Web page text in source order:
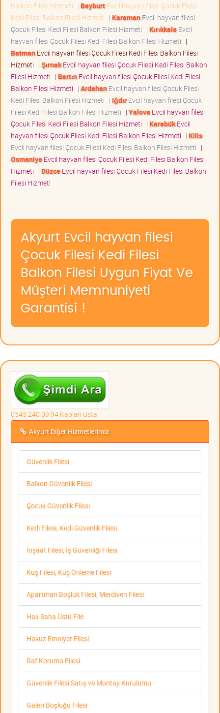
Balkon Filesi Hizmeti | BayburtEvcil hayvan filesi Çocuk Filesi
Kedi Filesi Balkon Filesi Hizmeti | KaramanEvcil hayvan filesi
Çocuk Filesi Kedi Filesi Balkon Filesi Hizmeti | KırıkkaleEvcil
hayvan filesi Çocuk Filesi Kedi Filesi Balkon Filesi Hizmeti |
BatmanEvcil hayvan filesi Çocuk Filesi Kedi Filesi Balkon Filesi
Hizmeti | ŞırnakEvcil hayvan filesi Çocuk Filesi Kedi Filesi Balkon
Filesi Hizmeti | BartınEvcil hayvan filesi Çocuk Filesi Kedi Filesi
Balkon Filesi Hizmeti | ArdahanEvcil hayvan filesi Çocuk Filesi
Kedi Filesi Balkon Filesi Hizmeti | IğdırEvcil hayvan filesi Çocuk
Filesi Kedi Filesi Balkon Filesi Hizmeti | Yalova Evcil hayvan filesi
Çocuk Filesi Kedi Filesi Balkon Filesi Hizmeti | KarabükEvcil
hayvan filesi Çocuk Filesi Kedi Filesi Balkon Filesi Hizmeti | Kilis
Evcil hayvan filesi Çocuk Filesi Kedi Filesi Balkon Filesi Hizmeti |
OsmaniyeEvcil hayvan filesi Çocuk Filesi Kedi Filesi Balkon Filesi
Hizmeti | DüzceEvcil hayvan filesi Çocuk Filesi Kedi Filesi Balkon
Filesi Hizmeti
Akyurt Evcil hayvan filesi
Çocuk Filesi Kedi Filesi
Balkon Filesi Uygun Fiyat Ve
Müşteri Memnuniyeti
Garantisi !
0545 240 09 94 Kaplan Usta
Akyurt Diğer Hizmetlerimiz
Güvenlik Filesi
Balkon Güvenlik Filesi
Çocuk Güvenlik Filesi
Kedi Filesi, Kedi Güvenlik Filesi
İnşaat Filesi, İş Güvenliği Filesi
Kuş Filesi, Kuş Önleme Filesi
Apartman Boşluk Filesi, Merdiven Filesi
Halı Saha Üstü File
Havuz Emniyet Filesi
Raf Koruma Filesi
Güvenlik Filesi Satış ve Montajı Kurulumu
Galeri Boşluğu Filesi